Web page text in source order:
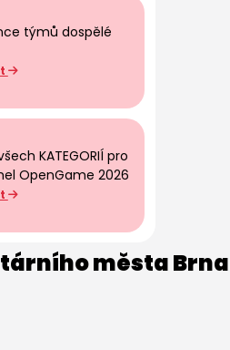
týmů dospělé
KATEGORIÍ pro
OpenGame 2026
města Brna